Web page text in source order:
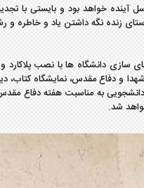
خواهد بود و بایستی با
زنده نگه داشتن یاد و خاطره
سازی دانشگاه ها با نصب پلاکارد
و دفاع مقدس، نمایشگاه کتاب،
به مناسبت هفته دفاع
شد.